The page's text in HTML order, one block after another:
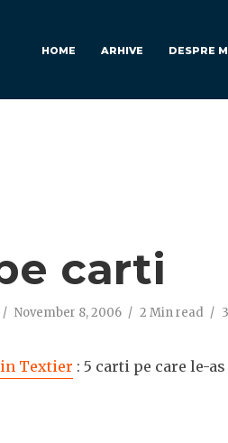
HOME ARHIVE DESPRE
carti
November 8, 2006 2 Min read
Textier : 5 carti pe care le-